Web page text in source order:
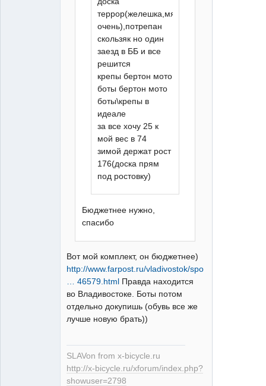
террор(желешка,мягкая
очень),потрепан
скользяк но один
заезд в ББ и все
решится
крепы бертон мото
боты бертон мото
боты\крепы в
идеале
за все хочу 25 к
мой вес в 74
зимой держат рост
176(доска прям
под ростовку)
Бюджетнее нужно,
спасибо
Вот мой комплект, он бюджетнее)
http://www.farpost.ru/vladivostok/sport
… 46579.html Правда находится
во Владивостоке. Боты потом
отдельно докупишь (обувь все же
лучше новую брать))
SLAVon from x-bicycle.ru
http://x-bicycle.ru/xforum/index.php?
showuser=2798